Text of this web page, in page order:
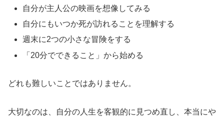
自分が主人公の映画を想像してみる
自分にもいつか死が訪れることを理解する
週末に2つの小さな冒険をする
「20分でできること」から始める
どれも難しいことではありません。
大切なのは、自分の人生を客観的に見つめ直し、本当にや